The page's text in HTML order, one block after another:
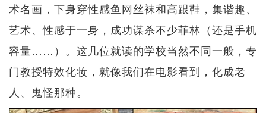
术名画，下身穿性感鱼网丝袜和高跟鞋，集谐趣、
艺术、性感于一身，成功谋杀不少菲林（还是手机
容量……）。这几位就读的学校当然不同一般，专
门教授特效化妆，就像我们在电影看到，化成老
人、鬼怪那种。